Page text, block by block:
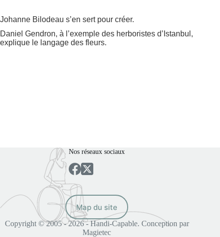
Johanne Bilodeau s’en sert pour créer.
Daniel Gendron, à l’exemple des herboristes d’Istanbul,
explique le langage des fleurs.
Nos réseaux sociaux
Map du site
Copyright © 2005 - 2026 - Handi-Capable. Conception par
Magietec